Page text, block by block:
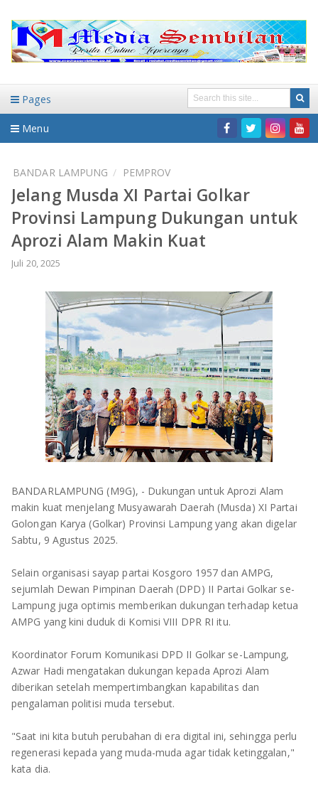
Pages
Menu
DAERAH
NASIONAL
DAERAH
BANDAR LAMPUNG
METRO
LAMPUNG TENGAH
LAMPUNG UTARA
LAMPUNG TIMUR
LAMPUNG BARAT
LAMPUNG SELATAN
PESAWARAN
TANGGAMUS
PESISIR BARAT
TULANG BAWANG BARAT
MESUJI
WAY KANAN
PRINGSEWU
HUKUM-KRIMINAL
PENDIDIKAN
WISATA
OLAHRAGA
ADVETORIAL
BANDAR LAMPUNG PEMPROV
Jelang Musda XI Partai Golkar
Provinsi Lampung Dukungan untuk
Aprozi Alam Makin Kuat
Juli 20, 2025
BANDARLAMPUNG (M9G), - Dukungan untuk Aprozi Alam
makin kuat menjelang Musyawarah Daerah (Musda) XI Partai
Golongan Karya (Golkar) Provinsi Lampung yang akan digelar
Sabtu, 9 Agustus 2025.
Selain organisasi sayap partai Kosgoro 1957 dan AMPG,
sejumlah Dewan Pimpinan Daerah (DPD) II Partai Golkar se-
Lampung juga optimis memberikan dukungan terhadap ketua
AMPG yang kini duduk di Komisi VIII DPR RI itu.
Koordinator Forum Komunikasi DPD II Golkar se-Lampung,
Azwar Hadi mengatakan dukungan kepada Aprozi Alam
diberikan setelah mempertimbangkan kapabilitas dan
pengalaman politisi muda tersebut.
"Saat ini kita butuh perubahan di era digital ini, sehingga perlu
regenerasi kepada yang muda-muda agar tidak ketinggalan,"
kata dia.